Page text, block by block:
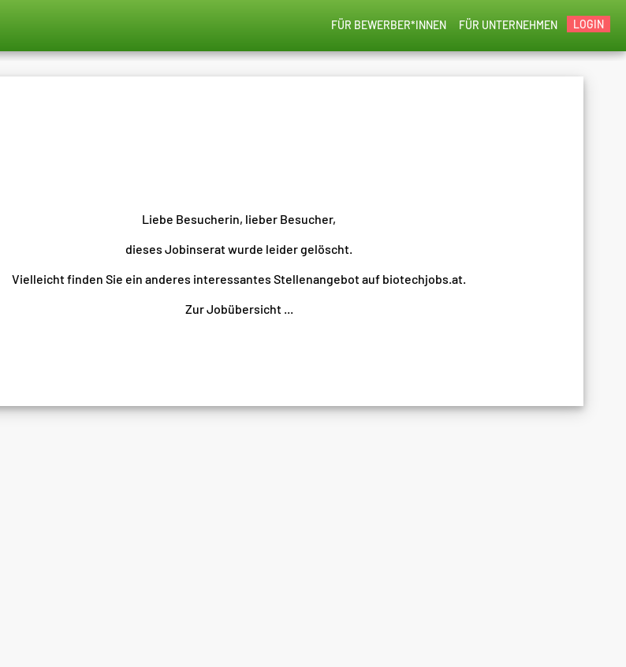
LOGIN
FÜR UNTERNEHMEN
FÜR BEWERBER*INNEN
Liebe Besucherin, lieber Besucher,
dieses Jobinserat wurde leider gelöscht.
Vielleicht finden Sie ein anderes interessantes Stellenangebot auf biotechjobs.at.
Zur Jobübersicht ...